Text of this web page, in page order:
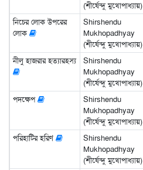
(শীর্ষেন্দু মুখোপাধ্যায়)
নিচের লোক উপরের
লোক
Shirshendu
Mukhopadhyay
(শীর্ষেন্দু মুখোপাধ্যায়)
নীলু হাজরার হত্যারহস্য
Shirshendu
Mukhopadhyay
(শীর্ষেন্দু মুখোপাধ্যায়)
পদক্ষেপ
Shirshendu
Mukhopadhyay
(শীর্ষেন্দু মুখোপাধ্যায়)
পরিহাটির হরিণ
Shirshendu
Mukhopadhyay
(শীর্ষেন্দু মুখোপাধ্যায়)